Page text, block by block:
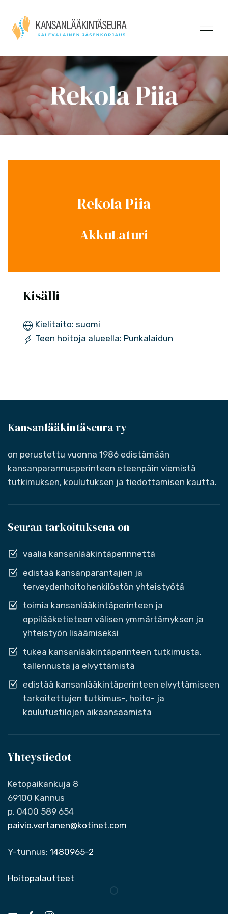
Rekola Piia
Rekola Piia
AkkuLaturi
Kisälli
Kielitaito: suomi
Teen hoitoja alueella: Punkalaidun
Kansanlääkintäseura ry
on perustettu vuonna 1986 edistämään
kansanparannusperinteen eteenpäin viemistä
tutkimuksen, koulutuksen ja tiedottamisen kautta.
Seuran tarkoituksena on
vaalia kansanlääkintäperinnettä
edistää kansanparantajien ja
terveydenhoitohenkilöstön yhteistyötä
toimia kansanlääkintäperinteen ja
oppilääketieteen välisen ymmärtämyksen ja
yhteistyön lisäämiseksi
tukea kansanlääkintäperinteen tutkimusta,
tallennusta ja elvyttämistä
edistää kansanlääkintäperinteen elvyttämiseen
tarkoitettujen tutkimus-, hoito- ja
koulutustilojen aikaansaamista
Yhteystiedot
Ketopaikankuja 8
69100 Kannus
p. 0400 589 654
paivio.vertanen@kotinet.com
Y-tunnus: 1480965-2
Hoitopalautteet